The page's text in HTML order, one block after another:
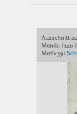
Ausschnitt
Memb. I 120
Motiv 59: